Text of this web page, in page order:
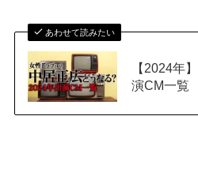
あわせて読みたい
【2024年
演CM一覧